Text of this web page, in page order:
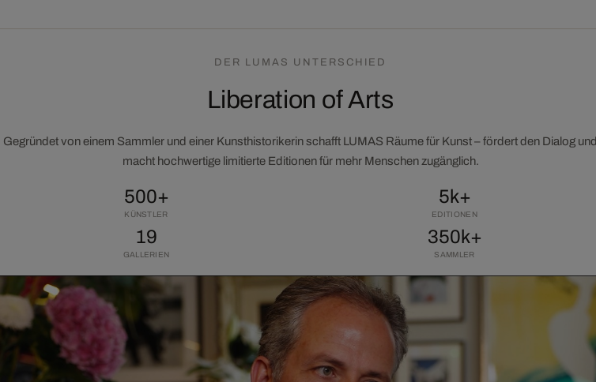
DER LUMAS UNTERSCHIED
Liberation of Arts
Gegründet von einem Sammler und einer Kunsthistorikerin schafft LUMAS Räume für Kunst – fördert den Dialog und
macht hochwertige limitierte Editionen für mehr Menschen zugänglich.
500+
KÜNSTLER
5k+
EDITIONEN
19
GALLERIEN
350k+
SAMMLER